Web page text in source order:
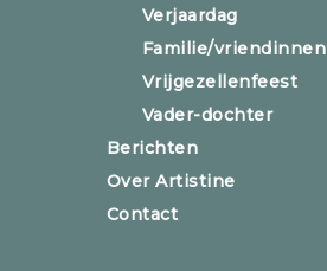
Verjaardag
Familie/vriendinnen
Vrijgezellenfeest
Vader-dochter
Berichten
Over Artistine
Contact